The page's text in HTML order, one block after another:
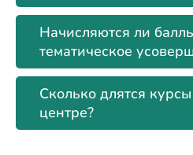
Начисляются ли
тематическое
Сколько длятся
центре?